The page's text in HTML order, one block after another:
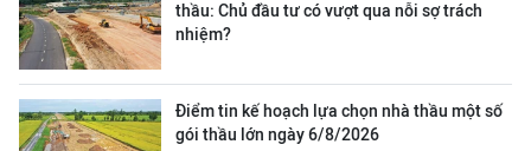
thầu: Chủ đầu tư có vượt qua nỗi sợ trách
nhiệm?
Điểm tin kế hoạch lựa chọn nhà thầu một số
gói thầu lớn ngày 6/8/2026